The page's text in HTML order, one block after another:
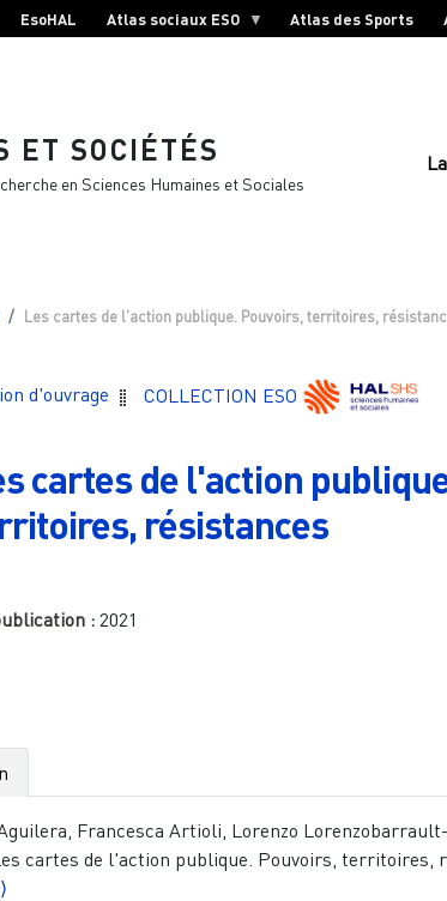
EsoHAL Atlas sociaux ESO Atlas des Sports
ET SOCIÉTÉS
en Sciences Humaines et Sociales
Les cartes de l'action publique. Pouvoirs, territoires,
d'ouvrage COLLECTION ESO
cartes de l'action
résistances
: 2021
Francesca Artioli, Lorenzo
cartes de l'action publique. Pouvoirs, territoires,